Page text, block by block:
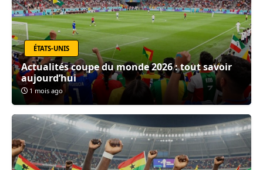
ÉTATS-UNIS
Actualités coupe du monde 2026 : tout savoir
aujourd’hui
1 mois ago